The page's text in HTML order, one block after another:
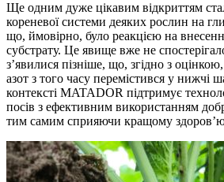
Ще одним дуже цікавим відкриттям
кореневої системи деяких рослин на
що, ймовірно, було реакцією на
субстрату. Це явище вже не
з’явилися пізніше, що, згідно з
азот з того часу перемістився у нижчі
контексті MATADOR підтримує
посів з ефективним використанням
тим самим сприяючи кращому